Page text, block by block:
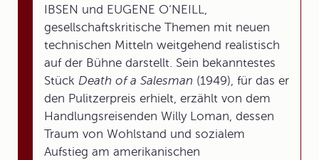
IBSEN und EUGENE O‘NEILL,
gesellschaftskritische Themen mit neuen
technischen Mitteln weitgehend realistisch
auf der Bühne darstellt. Sein bekanntestes
Stück Death of a Salesman (1949), für das er
den Pulitzerpreis erhielt, erzählt von dem
Handlungsreisenden Willy Loman, dessen
Traum von Wohlstand und sozialem
Aufstieg am amerikanischen